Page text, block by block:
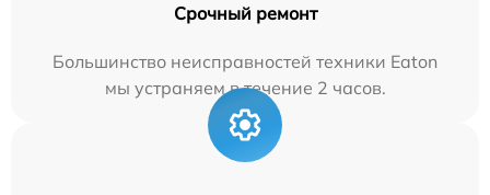
Срочный ремонт
Большинство неисправностей техники Eaton
мы устраняем в течение 2 часов.